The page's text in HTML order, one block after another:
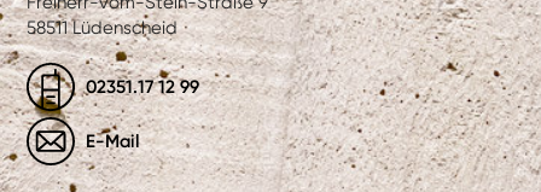
58511 Lüdenscheid
02351.17 12 99
E-Mail